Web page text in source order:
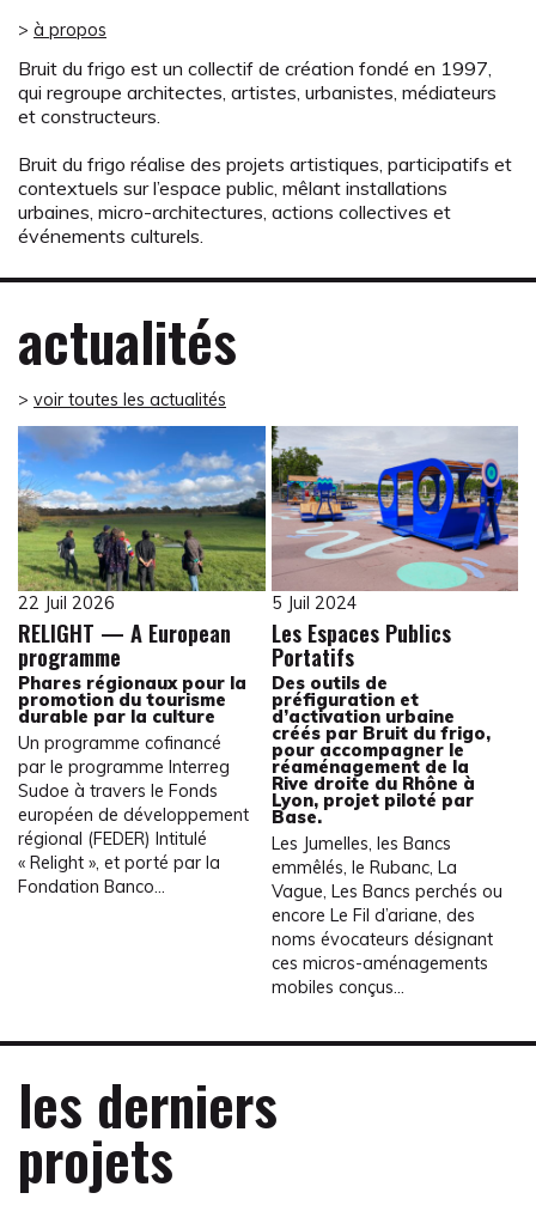
> à propos
Bruit du frigo est un collectif de création fondé en 1997,
qui regroupe architectes, artistes, urbanistes, médiateurs
et constructeurs.
Bruit du frigo réalise des projets artistiques, participatifs et
contextuels sur l’espace public, mêlant installations
urbaines, micro-architectures, actions collectives et
événements culturels.
actualités
> voir toutes les actualités
22 Juil 2026
RELIGHT — A European
programme
Phares régionaux pour la
promotion du tourisme
durable par la culture
Un programme cofinancé
par le programme Interreg
Sudoe à travers le Fonds
européen de développement
régional (FEDER) Intitulé
« Relight », et porté par la
Fondation Banco…
5 Juil 2024
Les Espaces Publics
Portatifs
Des outils de
préfiguration et
d’activation urbaine
créés par Bruit du frigo,
pour accompagner le
réaménagement de la
Rive droite du Rhône à
Lyon, projet piloté par
Base.
Les Jumelles, les Bancs
emmêlés, le Rubanc, La
Vague, Les Bancs perchés ou
encore Le Fil d’ariane, des
noms évocateurs désignant
ces micros-aménagements
mobiles conçus…
les derniers
projets